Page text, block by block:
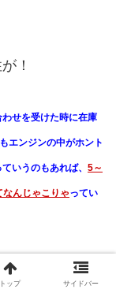
！
せを受けた時に在庫
エンジンの中がホント
いうのもあれば、 5～
んじゃこりゃってい
トップ サイドバー